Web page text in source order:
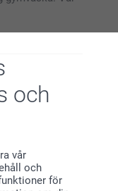
och
vår
och
för
?